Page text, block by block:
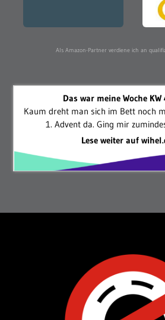
Als Amazon-Partner verdiene ich an
Das war meine Woche
Kaum dreht man sich im Bett noch
1. Advent da. Ging mir
Lese weiter auf